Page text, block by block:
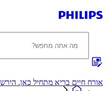
חיים בריא מתחיל כאן. הירשם